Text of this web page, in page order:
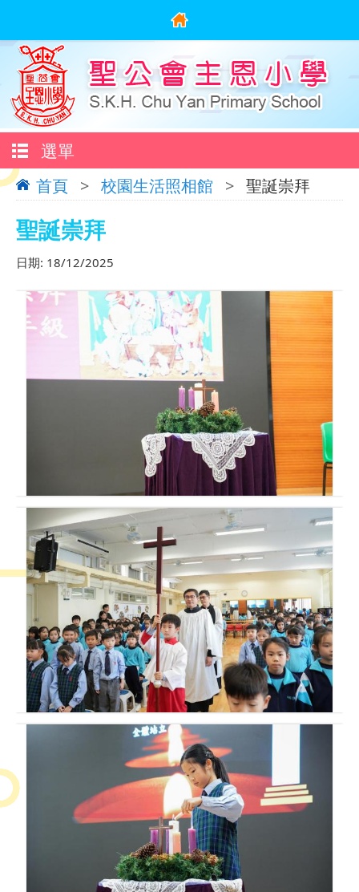
選單
首頁 > 校園生活照相館 > 聖誕崇拜
聖誕崇拜
日期: 18/12/2025